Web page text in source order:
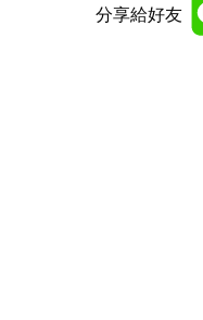
分享給好友